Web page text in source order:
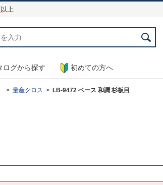
以上
ログから探す 初めての方へ
量産クロス LB-9472 ベース 和調 杉板目